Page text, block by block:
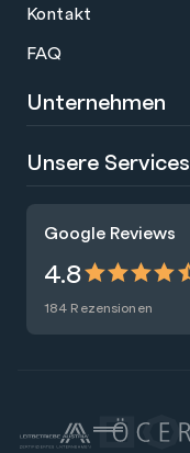
Google Reviews
4.8
184 Rezensionen
Kontakt
FAQ
Unternehmen
Über uns
Presse
Nachhaltigkeit
Blog
Unsere Services
Zertifizierungen
Raummiete